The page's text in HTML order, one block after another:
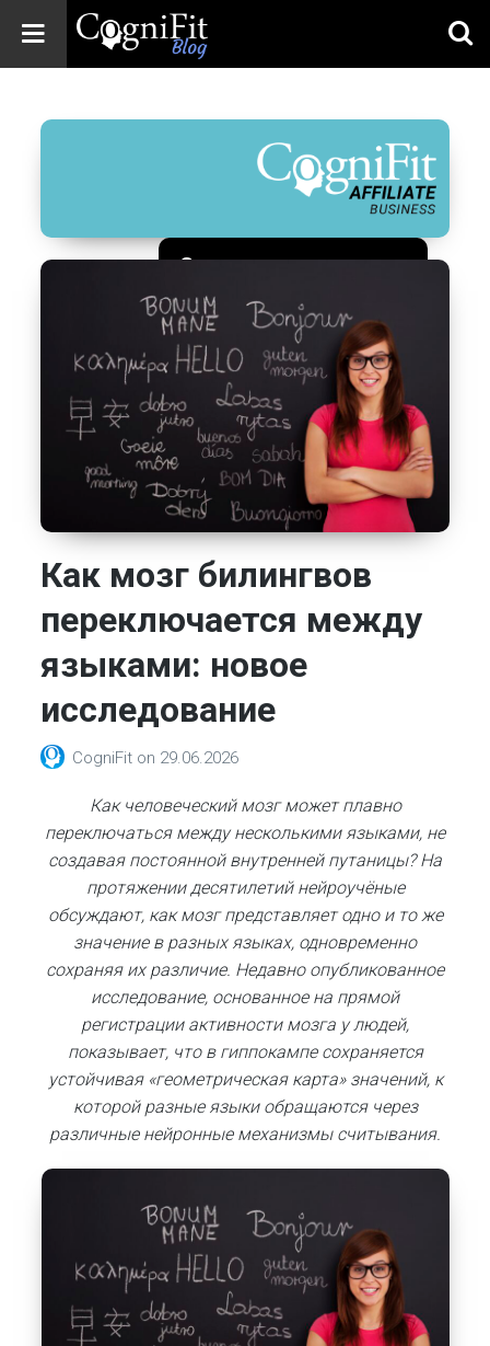
Blog: Brain
Wellness
Зарегистрироваться
Как мозг билингвов
переключается между
языками: новое
исследование
CogniFit on 29.06.2026
Как человеческий мозг может плавно
переключаться между несколькими языками, не
создавая постоянной внутренней путаницы? На
протяжении десятилетий нейроучёные
обсуждают, как мозг представляет одно и то же
значение в разных языках, одновременно
сохраняя их различие. Недавно опубликованное
исследование, основанное на прямой
регистрации активности мозга у людей,
показывает, что в гиппокампе сохраняется
устойчивая «геометрическая карта» значений, к
которой разные языки обращаются через
различные нейронные механизмы считывания.